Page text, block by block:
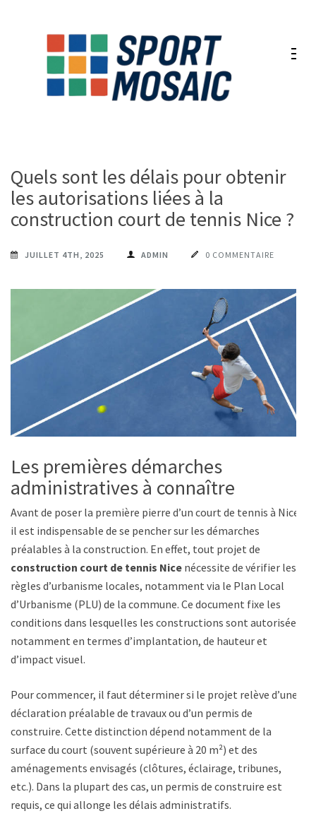
Quels sont les délais pour obtenir
les autorisations liées à la
construction court de tennis Nice ?
JUILLET 4TH, 2025 ADMIN 0 COMMENTAIRE
Les premières démarches
administratives à connaître
Avant de poser la première pierre d’un court de tennis à Nice,
il est indispensable de se pencher sur les démarches
préalables à la construction. En effet, tout projet de
construction court de tennis Nice nécessite de vérifier les
règles d’urbanisme locales, notamment via le Plan Local
d’Urbanisme (PLU) de la commune. Ce document fixe les
conditions dans lesquelles les constructions sont autorisées,
notamment en termes d’implantation, de hauteur et
d’impact visuel.
Pour commencer, il faut déterminer si le projet relève d’une
déclaration préalable de travaux ou d’un permis de
construire. Cette distinction dépend notamment de la
surface du court (souvent supérieure à 20 m²) et des
aménagements envisagés (clôtures, éclairage, tribunes,
etc.). Dans la plupart des cas, un permis de construire est
requis, ce qui allonge les délais administratifs.